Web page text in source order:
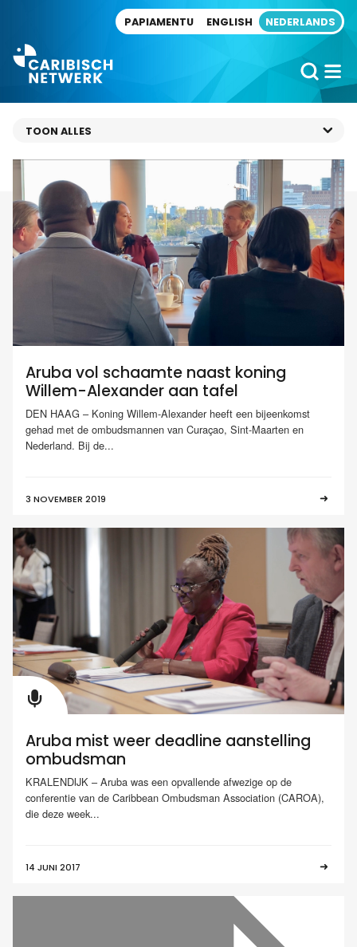
PAPIAMENTU ENGLISH NEDERLANDS
Aruba vol schaamte naast koning
Willem-Alexander aan tafel
DEN HAAG – Koning Willem-Alexander heeft een bijeenkomst
gehad met de ombudsmannen van Curaçao, Sint-Maarten en
Nederland. Bij de...
3 NOVEMBER 2019
Aruba mist weer deadline aanstelling
ombudsman
KRALENDIJK – Aruba was een opvallende afwezige op de
conferentie van de Caribbean Ombudsman Association (CAROA),
die deze week...
14 JUNI 2017